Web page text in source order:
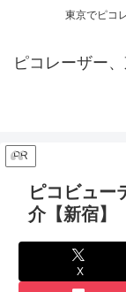
東京でピコ
ピコレーザー
PR
ピコビュー
介【新宿】
X